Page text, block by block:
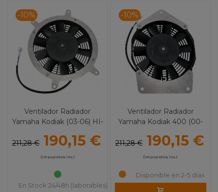
-10%
Ventilador Radiador
Yamaha Kodiak (03-06) HI-
UTILITY
211,28 € 190,15 €
(impuestos inc.)
En Stock 24/48h (laborables)
-10%
Ventilador Radiador
Yamaha Kodiak 400 (00-
MOOSE UTILITY
211,28 € 190,15 €
(impuestos inc.)
Disponible en 2-5 días